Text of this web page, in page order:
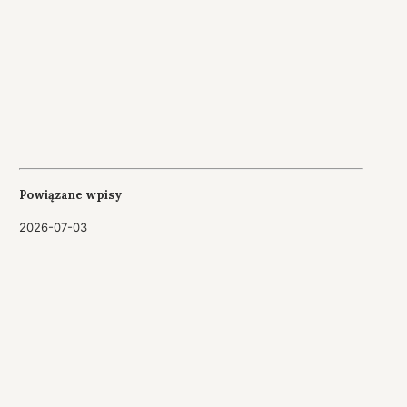
Powiązane wpisy
2026-07-03